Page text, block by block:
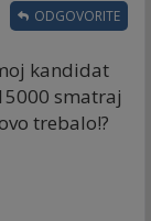
kandidat
smatraj
trebalo!?
ODGOVORITE